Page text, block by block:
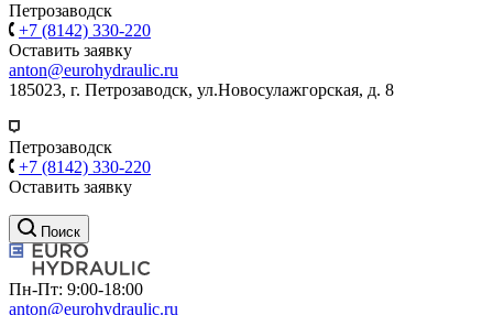
Петрозаводск
+7 (8142) 330-220
Оставить заявку
anton@eurohydraulic.ru
185023, г. Петрозаводск, ул.Новосулажгорская, д. 8
Петрозаводск
+7 (8142) 330-220
Оставить заявку
Поиск
Пн-Пт: 9:00-18:00
anton@eurohydraulic.ru